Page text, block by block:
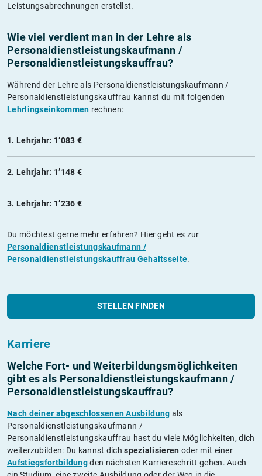
Leistungsabrechnungen erstellst.
Wie viel verdient man in der Lehre als
Personaldienstleistungskaufmann /
Personaldienstleistungskauffrau?
Während der Lehre als Personaldienstleistungskaufmann /
Personaldienstleistungskauffrau kannst du mit folgenden
Lehrlingseinkommen rechnen:
1. Lehrjahr: 1’083 €
2. Lehrjahr: 1’148 €
3. Lehrjahr: 1’236 €
Du möchtest gerne mehr erfahren? Hier geht es zur
Personaldienstleistungskaufmann /
Personaldienstleistungskauffrau Gehaltsseite.
STELLEN FINDEN
Karriere
Welche Fort- und Weiterbildungs­möglichkeiten
gibt es als Personaldienstleistungskaufmann /
Personaldienstleistungskauffrau?
Nach deiner abgeschlossenen Ausbildung als
Personaldienstleistungskaufmann /
Personaldienstleistungskauffrau hast du viele Möglichkeiten, dich
weiterzubilden: Du kannst dichspezialisieren oder mit einer
Aufstiegsfortbildungden nächsten Karriereschritt gehen. Auch